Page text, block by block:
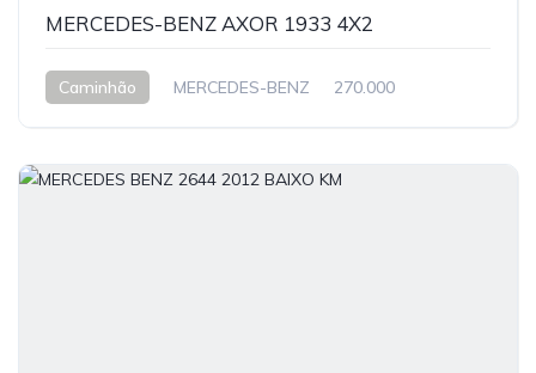
MERCEDES-BENZ AXOR 1933 4X2
Caminhão MERCEDES-BENZ 270.000